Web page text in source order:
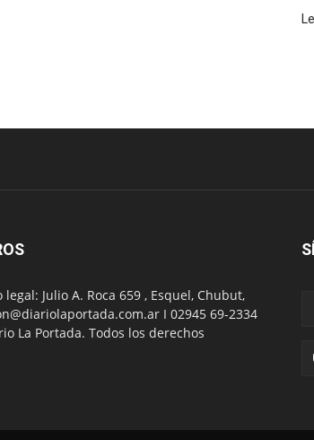
Julio A. Roca 659 , Esquel, Chubut,
I 02945 69-2334
La Portada. Todos los derechos